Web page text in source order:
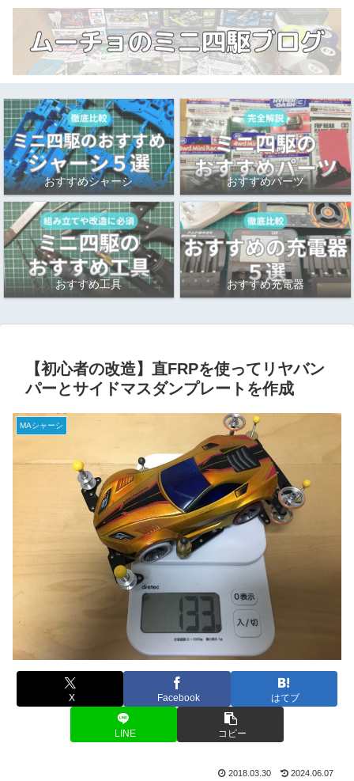
おすすめシャーシ おすすめパーツ
おすすめ工具 おすすめ充電器
【初心者の改造】直FRPを使ってリヤバン
パーとサイドマスダンプレートを作成
MAシャーシ
X Facebook はてブ
LINE コピー
2018.03.30 2024.06.07